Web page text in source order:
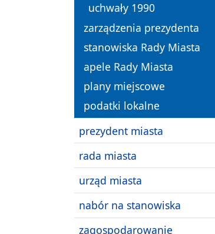
uchwały 1990
zarządzenia prezydenta
stanowiska Rady Miasta
apele Rady Miasta
plany miejscowe
podatki lokalne
prezydent miasta
rada miasta
urząd miasta
nabór na stanowiska
zagospodarowanie